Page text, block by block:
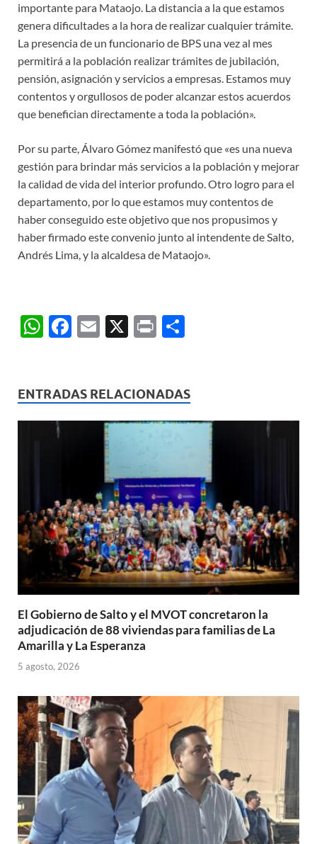
importante para Mataojo. La distancia a la que estamos
genera dificultades a la hora de realizar cualquier trámite.
La presencia de un funcionario de BPS una vez al mes
permitirá a la población realizar trámites de jubilación,
pensión, asignación y servicios a empresas. Estamos muy
contentos y orgullosos de poder alcanzar estos acuerdos
que benefician directamente a toda la población».
Por su parte, Álvaro Gómez manifestó que «es una nueva
gestión para brindar más servicios a la población y mejorar
la calidad de vida del interior profundo. Otro logro para el
departamento, por lo que estamos muy contentos de
haber conseguido este objetivo que nos propusimos y
haber firmado este convenio junto al intendente de Salto,
Andrés Lima, y la alcaldesa de Mataojo».
W
s
A
F
b
o
E
X
P
p
ar
ENTRADAS RELACIONADAS
El Gobierno de Salto y el MVOT concretaron la
adjudicación de 88 viviendas para familias de La
Amarilla y La Esperanza
5 agosto, 2026